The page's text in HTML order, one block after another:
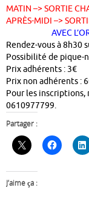
MATIN –> SORTIE
APRÈS-MIDI –>
AVEC
Rendez-vous à 8h30
Possibilité de pique-
Prix adhérents : 3€
Prix non adhérents :
Pour les
0610977799.
Partager :
J’aime ça :